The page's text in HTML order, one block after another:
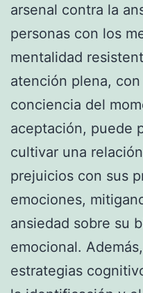
arsenal contra la
personas con los
mentalidad
atención plena,
conciencia del
aceptación, puede
cultivar una
prejuicios con sus
emociones,
ansiedad sobre su
emocional.
estrategias